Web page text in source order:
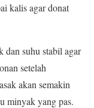
kalis agar donat
dan suhu stabil agar
setelah
akan semakin
minyak yang pas.